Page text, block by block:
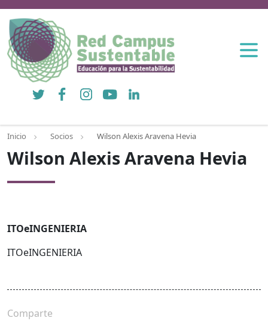
Twitter FacebookInstagramYouTubeLinkedIn
Inicio Socios Wilson Alexis Aravena Hevia
Wilson Alexis Aravena Hevia
ITOeINGENIERIA
ITOeINGENIERIA
Comparte